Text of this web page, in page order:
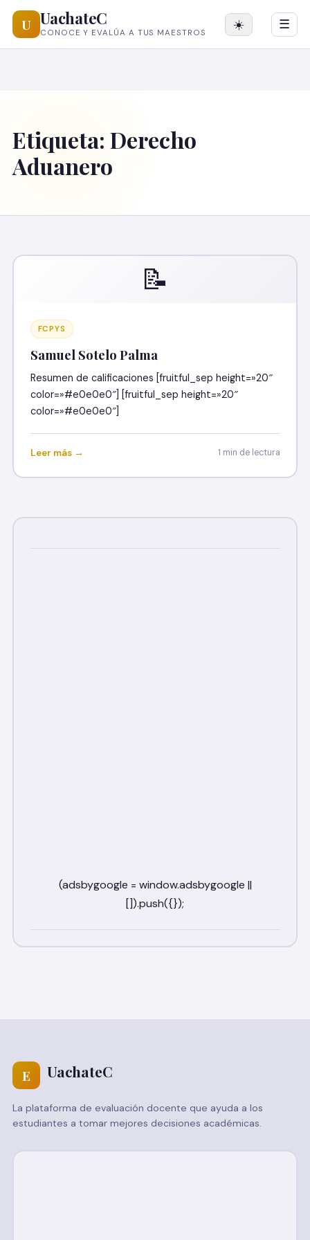
U UachateC
CONOCE Y EVALÚA A TUS MAESTROS
☀️ ☰
Etiqueta: Derecho
Aduanero
📝
FCPYS
Samuel Sotelo Palma
Resumen de calificaciones [fruitful_sep height=»20″
color=»#e0e0e0″] [fruitful_sep height=»20″
color=»#e0e0e0″]
Leer más → 1 min de lectura
E UachateC
La plataforma de evaluación docente que ayuda a los
estudiantes a tomar mejores decisiones académicas.